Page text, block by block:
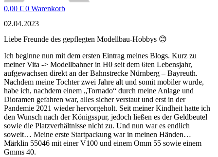
0,00 € 0 Warenkorb
02.04.2023
Liebe Freunde des gepflegten Modellbau-Hobbys 😊
Ich beginne nun mit dem ersten Eintrag meines Blogs. Kurz zu
meiner Vita -> Modellbahner in H0 seit dem 6ten Lebensjahr,
aufgewachsen direkt an der Bahnstrecke Nürnberg – Bayreuth.
Nachdem meine Tochter zwei Jahre alt und somit mobiler wurde,
habe ich, nachdem einem „Tornado“ durch meine Anlage und
Dioramen gefahren war, alles sicher verstaut und erst in der
Pandemie 2021 wieder hervorgeholt. Seit meiner Kindheit hatte ich
den Wunsch nach der Königsspur, jedoch ließen es der Geldbeutel
sowie die Platzverhältnisse nicht zu. Und nun war es endlich
soweit… Meine erste Startpackung war in meinen Händen…
Märklin 55046 mit einer V100 und einem Omm 55 sowie einem
Gmms 40.